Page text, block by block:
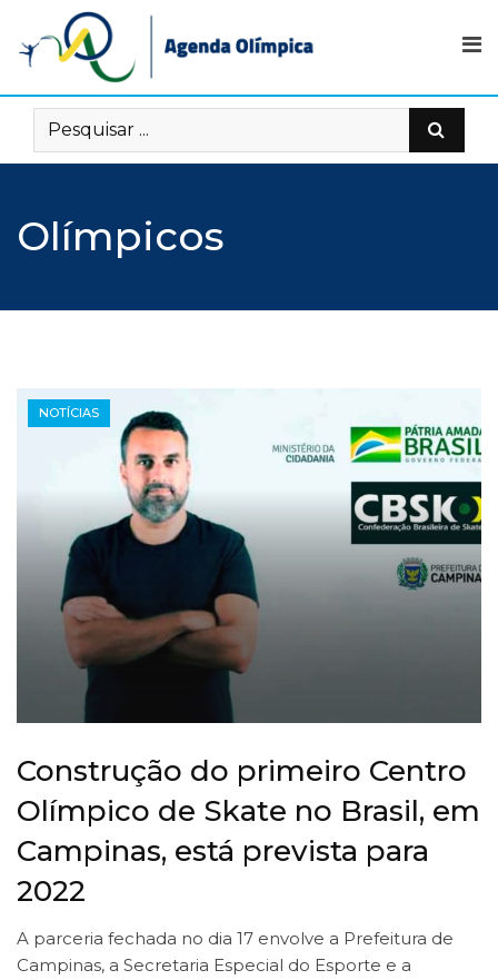
content
Olímpicos
NOTÍCIAS
Construção do primeiro Centro
Olímpico de Skate no Brasil, em
Campinas, está prevista para
2022
A parceria fechada no dia 17 envolve a Prefeitura de
Campinas, a Secretaria Especial do Esporte e a